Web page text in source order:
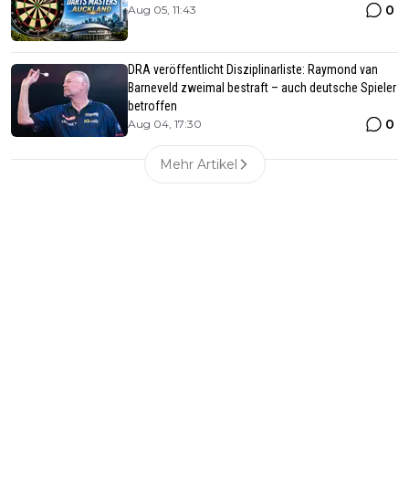
Aug 05, 11:43 0
DRA veröffentlicht Disziplinarliste: Raymond van
Barneveld zweimal bestraft – auch deutsche Spieler
betroffen
Aug 04, 17:30 0
Mehr Artikel